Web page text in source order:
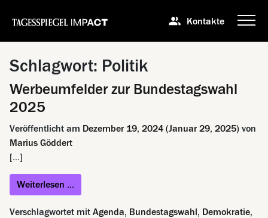
Kontakte
Schlagwort: Politik
Werbeumfelder zur Bundestagswahl
2025
Veröffentlicht am Dezember 19, 2024 (Januar 29, 2025) von
Marius Göddert
[…]
Weiterlesen …
Verschlagwortet mit Agenda, Bundestagswahl, Demokratie,